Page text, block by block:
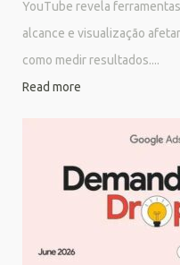
YouTube revela
alcance e visualização
como medir resultados....
Read more